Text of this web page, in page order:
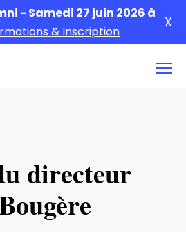
- Samedi 27 juin 2026 à
& Inscription
X
directeur